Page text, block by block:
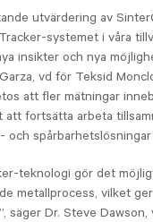
utvärdering av
systemet i våra
insikter och nya
vd för Teksid
att fler mätningar
att fortsätta arbeta
och
teknologi gör det
metallprocess, vilket
säger Dr. Steve